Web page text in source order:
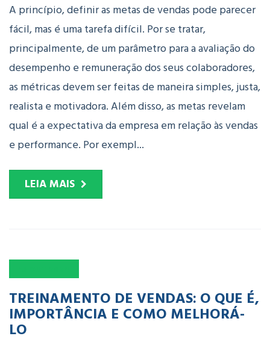
A princípio, definir as metas de vendas pode parecer
fácil, mas é uma tarefa difícil. Por se tratar,
principalmente, de um parâmetro para a avaliação do
desempenho e remuneração dos seus colaboradores,
as métricas devem ser feitas de maneira simples, justa,
realista e motivadora. Além disso, as metas revelam
qual é a expectativa da empresa em relação às vendas
e performance. Por exempl...
LEIA MAIS
TREINAMENTO DE VENDAS: O QUE É,
IMPORTÂNCIA E COMO MELHORÁ-
LO